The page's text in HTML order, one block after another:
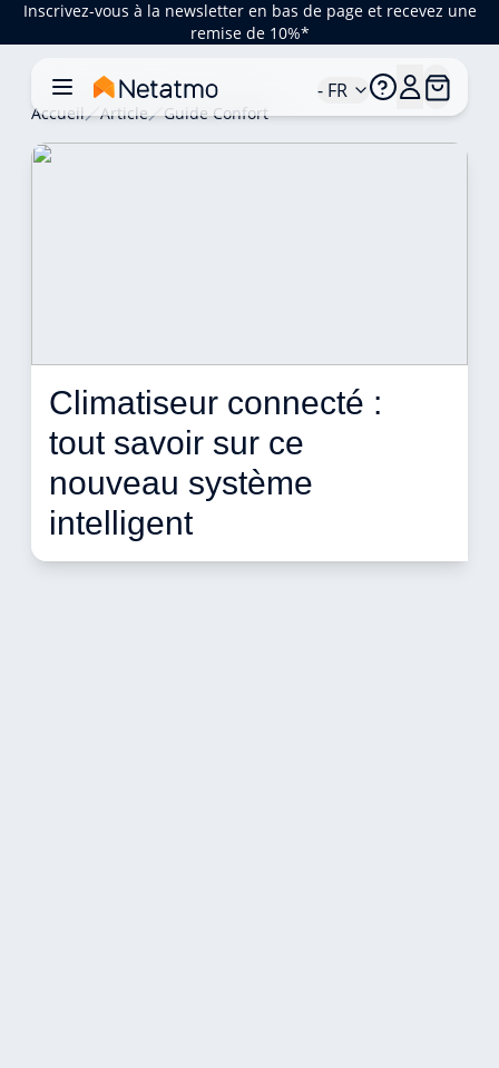
Inscrivez-vous à la newsletter en bas de page et recevez une
remise de 10%*
- FR
Accueil Article Guide Confort
Climatiseur connecté :
tout savoir sur ce
nouveau système
intelligent